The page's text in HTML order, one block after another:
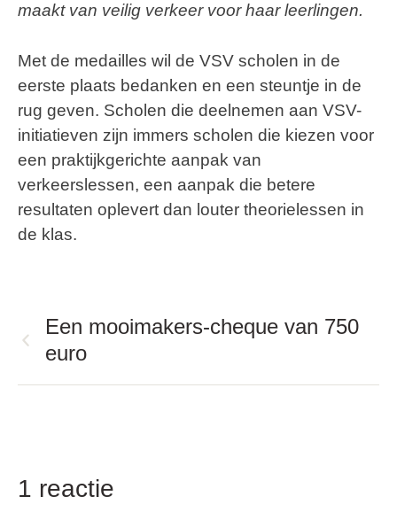
maakt van veilig verkeer voor haar leerlingen.
Met de medailles wil de VSV scholen in de
eerste plaats bedanken en een steuntje in de
rug geven. Scholen die deelnemen aan VSV-
initiatieven zijn immers scholen die kiezen voor
een praktijkgerichte aanpak van
verkeerslessen, een aanpak die betere
resultaten oplevert dan louter theorielessen in
de klas.
Een mooimakers-cheque van 750
euro
1 reactie